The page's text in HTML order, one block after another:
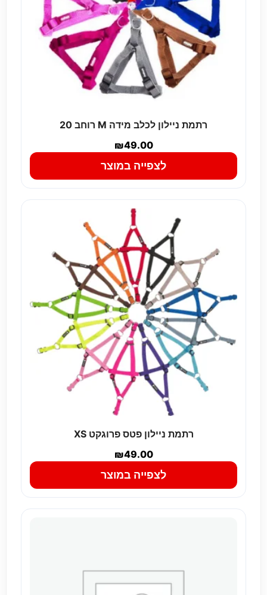
רתמת ניילון לכלב מידה M רוחב 20
₪49.00
לצפייה במוצר
רתמת ניילון פטס פרוגקט XS
₪49.00
לצפייה במוצר